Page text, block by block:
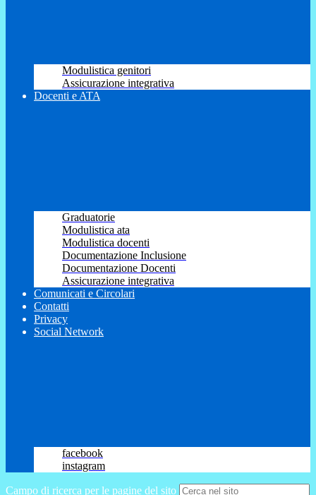
Modulistica genitori
Assicurazione integrativa
Docenti e ATA
Graduatorie
Modulistica ata
Modulistica docenti
Documentazione Inclusione
Documentazione Docenti
Assicurazione integrativa
Comunicati e Circolari
Contatti
Privacy
Social Network
facebook
instagram
Campo di ricerca per le pagine del sito